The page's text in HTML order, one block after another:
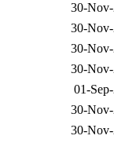
30-
30-
30-
30-
01-
30-
30-